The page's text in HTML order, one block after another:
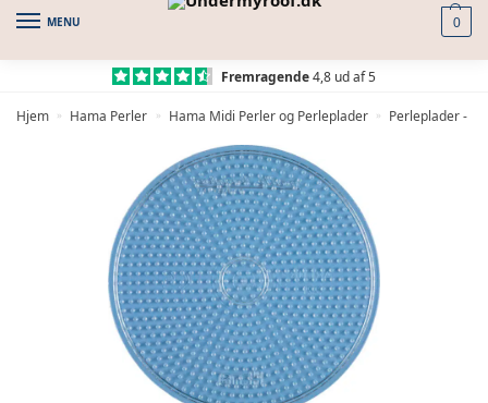
MENU 0
Fremragende4,8 ud af 5
Hjem » Hama Perler » Hama Midi Perler og Perleplader » Perleplader -